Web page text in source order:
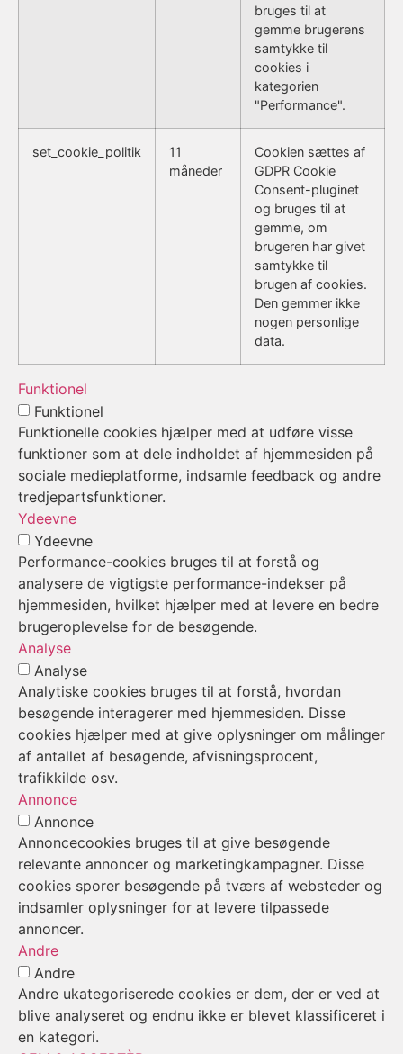
bruges til at
gemme brugerens
samtykke til
cookies i
kategorien
"Performance".
set_cookie_politik
11
måneder
Cookien sættes af
GDPR Cookie
Consent-pluginet
og bruges til at
gemme, om
brugeren har givet
samtykke til
brugen af cookies.
Den gemmer ikke
nogen personlige
data.
Funktionel
Funktionel
Funktionelle cookies hjælper med at udføre visse
funktioner som at dele indholdet af hjemmesiden på
sociale medieplatforme, indsamle feedback og andre
tredjepartsfunktioner.
Ydeevne
Ydeevne
Performance-cookies bruges til at forstå og
analysere de vigtigste performance-indekser på
hjemmesiden, hvilket hjælper med at levere en bedre
brugeroplevelse for de besøgende.
Analyse
Analyse
Analytiske cookies bruges til at forstå, hvordan
besøgende interagerer med hjemmesiden. Disse
cookies hjælper med at give oplysninger om målinger
af antallet af besøgende, afvisningsprocent,
trafikkilde osv.
Annonce
Annonce
Annoncecookies bruges til at give besøgende
relevante annoncer og marketingkampagner. Disse
cookies sporer besøgende på tværs af websteder og
indsamler oplysninger for at levere tilpassede
annoncer.
Andre
Andre
Andre ukategoriserede cookies er dem, der er ved at
blive analyseret og endnu ikke er blevet klassificeret i
en kategori.